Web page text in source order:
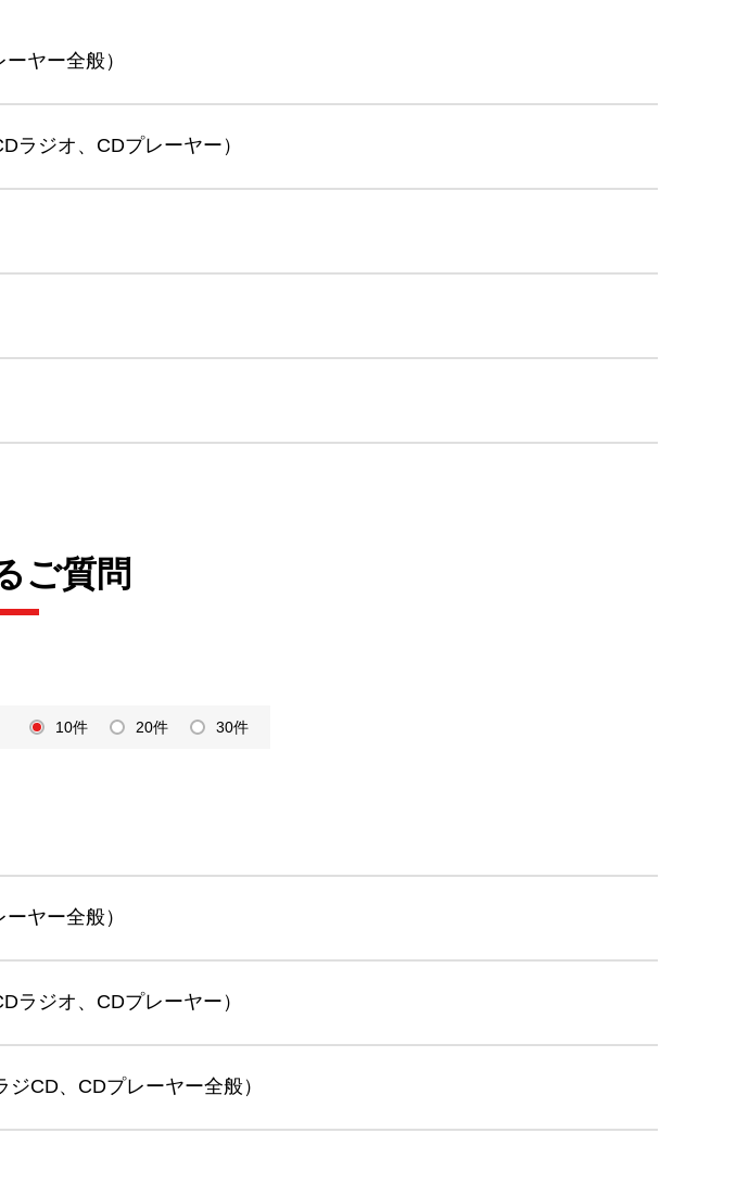
ヤー全般）
ラジオ、CDプレーヤー）
ご質問
10件 20件 30件
ヤー全般）
ラジオ、CDプレーヤー）
CD、CDプレーヤー全般）